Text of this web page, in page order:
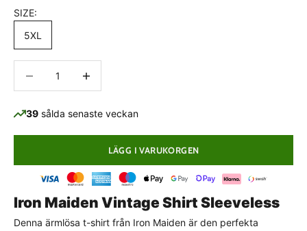
SIZE:
5XL
39 sålda senaste veckan
LÄGG I VARUKORGEN
Iron Maiden Vintage Shirt Sleeveless
Denna ärmlösa t-shirt från Iron Maiden är den perfekta